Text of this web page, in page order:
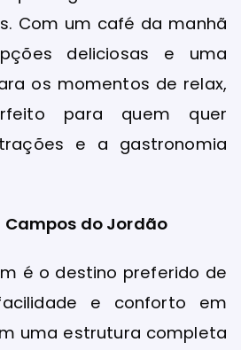
Com um café da manhã
deliciosas e uma
os momentos de relax,
para quem quer
e a gastronomia
Campos do Jordão
é o destino preferido de
e conforto em
uma estrutura completa